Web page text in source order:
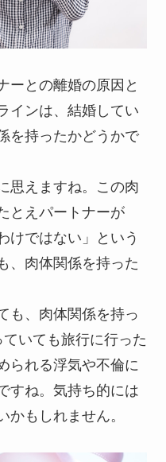
ーとの離婚の原因と
インは、結婚してい
を持ったかどうかで
思えますね。この肉
とえパートナーが
けではない」という
、肉体関係を持った
も、肉体関係を持っ
いても旅行に行った
られる浮気や不倫に
すね。気持ち的には
かもしれません。